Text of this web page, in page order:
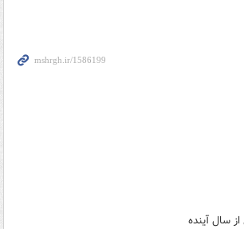
از سال آینده